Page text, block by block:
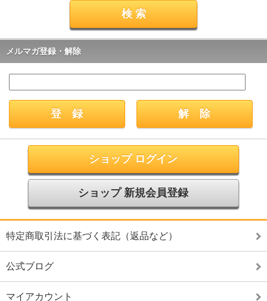
メルマガ登録・解除
ショップ ログイン
ショップ 新規会員登録
特定商取引法に基づく表記（返品など）
公式ブログ
マイアカウント